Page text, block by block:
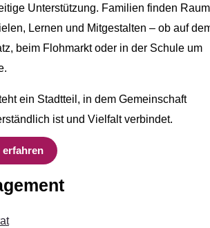
Unterstützung. Familien finden Raum
Lernen und Mitgestalten – ob auf
beim Flohmarkt oder in der Schule um
ein Stadtteil, in dem Gemeinschaft
ist und Vielfalt verbindet.
erfahren